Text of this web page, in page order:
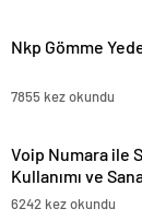
Nkp Gömme
7855 kez okundu
Voip Numara ile
Kullanımı ve
Kurulumu
6242 kez okundu